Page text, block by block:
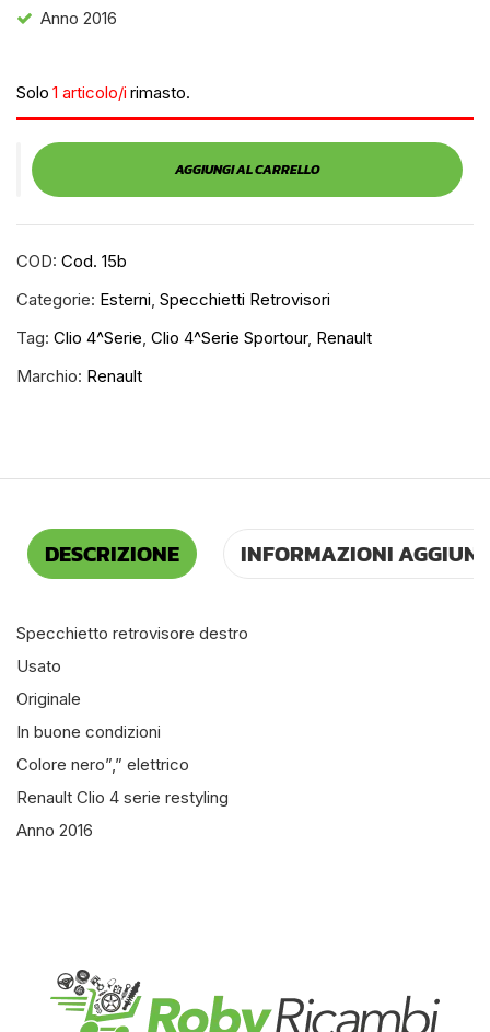
Anno 2016
Solo 1 articolo/i rimasto.
AGGIUNGI AL CARRELLO
COD: Cod. 15b
Categorie: Esterni, Specchietti Retrovisori
Tag: Clio 4^serie, Clio 4^serie Sportour, Renault
Marchio: Renault
DESCRIZIONE INFORMAZIONI
Specchietto retrovisore destro
Usato
Originale
In buone condizioni
Colore nero”,” elettrico
Renault Clio 4 serie restyling
Anno 2016